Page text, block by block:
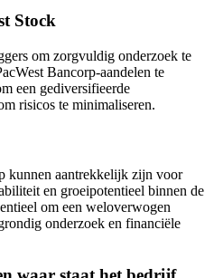
Stock
om zorgvuldig onderzoek te
Bancorp-aandelen te
een gediversifieerde
risicos te minimaliseren.
kunnen aantrekkelijk zijn voor
en groeipotentieel binnen de
om een weloverwogen
onderzoek en financiële